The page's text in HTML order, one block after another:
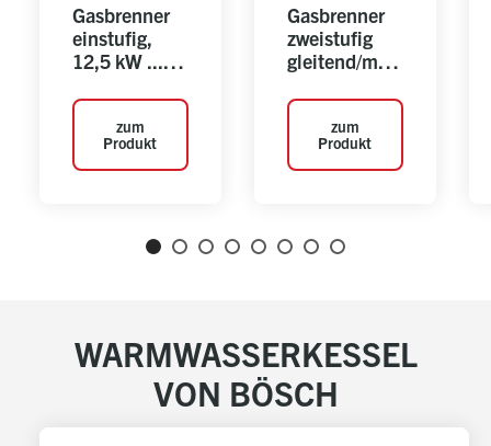
Gasbrenner
einstufig,
12,5 kW ...
zum
Produkt
Gasbrenner
zweistufig
gleitend/mod
12,5 kW ...
200 kW
zum
Produkt
WARMWASSERKESSEL
VON BÖSCH